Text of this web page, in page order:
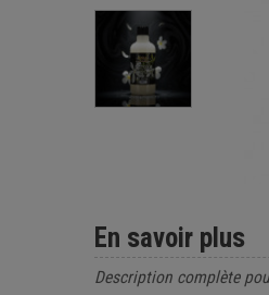
En savoir plus
Description complète